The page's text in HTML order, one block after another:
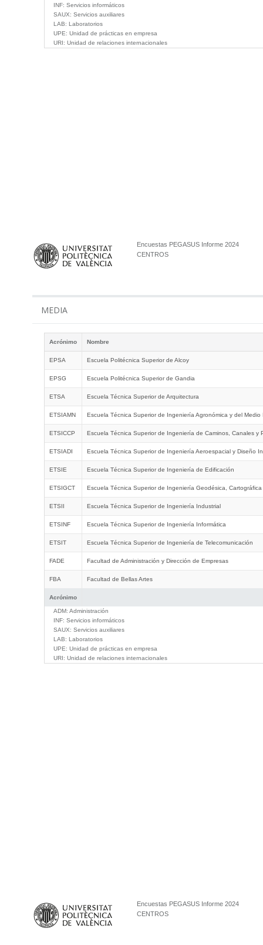
INF: Servicios informáticos
SAUX: Servicios auxiliares
LAB: Laboratorios
UPE: Unidad de prácticas en empresa
URI: Unidad de relaciones internacionales
Encuestas PEGASUS Informe 2024
CENTROS
MEDIA
Acrónimo Nombre
Acrónimo
EPSA Escuela Politécnica Superior de Alcoy
EPSG Escuela Politécnica Superior de Gandia
ETSA Escuela Técnica Superior de Arquitectura
ETSIAMN Escuela Técnica Superior de Ingeniería Agronómica y del Medio
ETSICCP Escuela Técnica Superior de Ingeniería de Caminos, Canales y
ETSIADI Escuela Técnica Superior de Ingeniería Aeroespacial y Diseño
ETSIE Escuela Técnica Superior de Ingeniería de Edificación
ETSIGCT Escuela Técnica Superior de Ingeniería Geodésica, Cartográfica
ETSII Escuela Técnica Superior de Ingeniería Industrial
ETSINF Escuela Técnica Superior de Ingeniería Informática
ETSIT Escuela Técnica Superior de Ingeniería de Telecomunicación
FADE Facultad de Administración y Dirección de Empresas
FBA Facultad de Bellas Artes
ADM: Administración
INF: Servicios informáticos
SAUX: Servicios auxiliares
LAB: Laboratorios
UPE: Unidad de prácticas en empresa
URI: Unidad de relaciones internacionales
Encuestas PEGASUS Informe 2024
CENTROS